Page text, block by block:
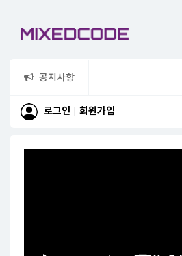
공지사항
로그인 | 회원가입